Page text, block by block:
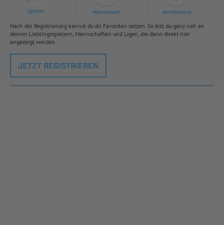
Spieler Mannschaft Wettbewerb
Nach der Registrierung kannst du dir Favoriten setzen. So bist du ganz nah an
deinen Lieblingsspielern, Mannschaften und Ligen, die dann direkt hier
angezeigt werden.
JETZT REGISTRIEREN